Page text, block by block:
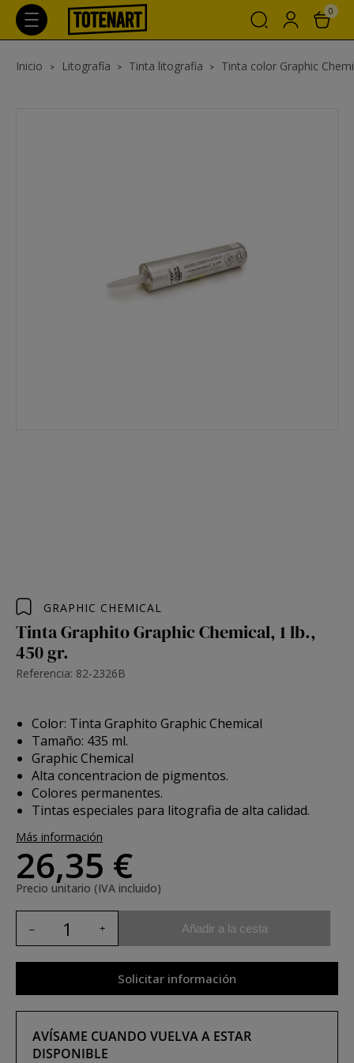
0
Inicio Litografía Tinta litografia Tinta color Graphic
GRAPHIC CHEMICAL
Tinta Graphito Graphic Chemical, 1 lb.,
450 gr.
Referencia: 82-2326B
Color: Tinta Graphito Graphic Chemical
Tamaño: 435 ml.
Graphic Chemical
Alta concentracion de pigmentos.
Colores permanentes.
Tintas especiales para litografia de alta calidad.
Más información
26,35 €
Precio unitario (IVA incluido)
Añadir a la cesta
Solicitar información
AVÍSAME CUANDO VUELVA A ESTAR
DISPONIBLE